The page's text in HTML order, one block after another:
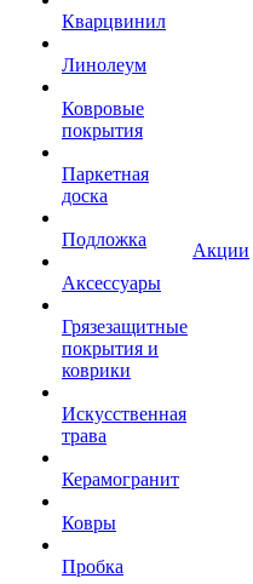
Кварцвинил
Линолеум
Ковровые
покрытия
Паркетная
доска
Подложка
Аксессуары
Грязезащитные
покрытия и
коврики
Искусственная
трава
Керамогранит
Ковры
Пробка
Акции